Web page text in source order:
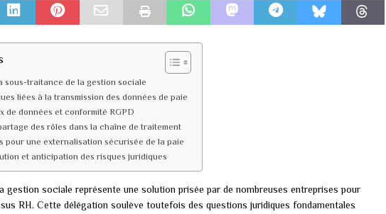
sous-traitance de la gestion sociale
liées à la transmission des données de paie
de données et conformité RGPD
des rôles dans la chaîne de traitement
pour une externalisation sécurisée de la paie
et anticipation des risques juridiques
gestion sociale représente une solution prisée par de nombreuses entreprises pour
RH. Cette délégation soulève toutefois des questions juridiques fondamentales